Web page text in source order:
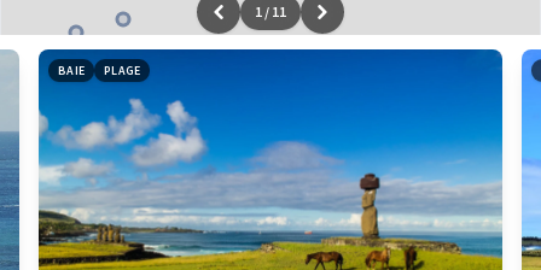
Leaflet|données ©OpenStreetMap/ODbL - renduOSM France
1 / 11
BAIE PLAGE